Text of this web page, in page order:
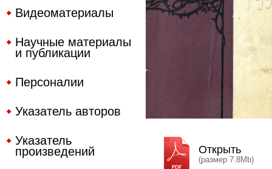
Видеоматериалы
Научные материалы
и публикации
Персоналии
Указатель авторов
Указатель
произведений
Открыть
(размер 7.8Mb)